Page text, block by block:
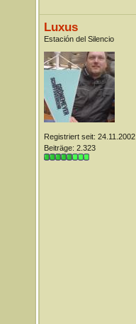
Luxus
Estación del Silencio
Registriert seit: 24.11.2002
Beiträge: 2.323